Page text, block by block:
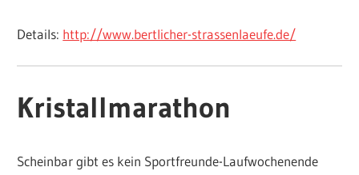
Details: http://www.bertlicher-strassenlaeufe.de/
Kristallmarathon
Scheinbar gibt es kein Sportfreunde-Laufwochenende